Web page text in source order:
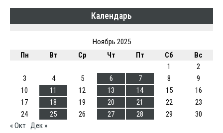
Календарь
Ноябрь 2025
Пн
Вт Ср Чт Пт Сб
Вс
1
2
3
4 5 6 7 8
9
10
11 12 13 14 15
16
17
18 19 20 21 22
23
24
25 26 27 28 29
30
« Окт Дек »